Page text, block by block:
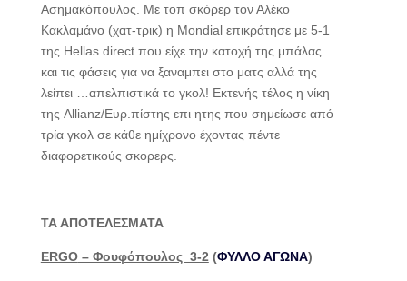
Ασημακόπουλος. Με τοπ σκόρερ τον Αλέκο
Κακλαμάνο (χατ-τρικ) η Mondial επικράτησε με 5-1
της Hellas direct που είχε την κατοχή της μπάλας
και τις φάσεις για να ξαναμπει στο ματς αλλά της
λείπει …απελπιστικά το γκολ! Εκτενής τέλος η νίκη
της Allianz/Ευρ.πίστης επι ητης που σημείωσε από
τρία γκολ σε κάθε ημίχρονο έχοντας πέντε
διαφορετικούς σκορερς.
ΤΑ ΑΠΟΤΕΛΕΣΜΑΤΑ
ERGO– Φουφόπουλος 3-2 (ΦΥΛΛΟ ΑΓΩΝΑ)